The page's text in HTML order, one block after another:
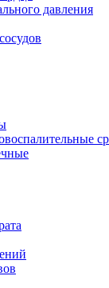
давления